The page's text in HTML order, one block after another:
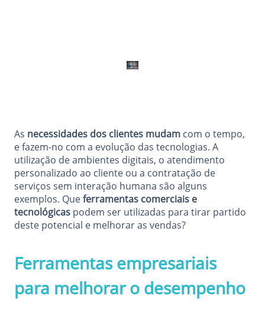
As necessidades dos clientes mudam com o tempo,
e fazem-no com a evolução das tecnologias. A
utilização de ambientes digitais, o atendimento
personalizado ao cliente ou a contratação de
serviços sem interação humana são alguns
exemplos. Queferramentas comerciais e
tecnológicas podem ser utilizadas para tirar partido
deste potencial e melhorar as vendas?
Ferramentas empresariais
para melhorar o desempenho